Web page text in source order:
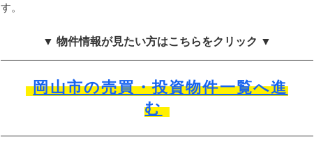
す。
▼ 物件情報が見たい方はこちらをクリック ▼
岡山市の売買・投資物件一覧へ進
む